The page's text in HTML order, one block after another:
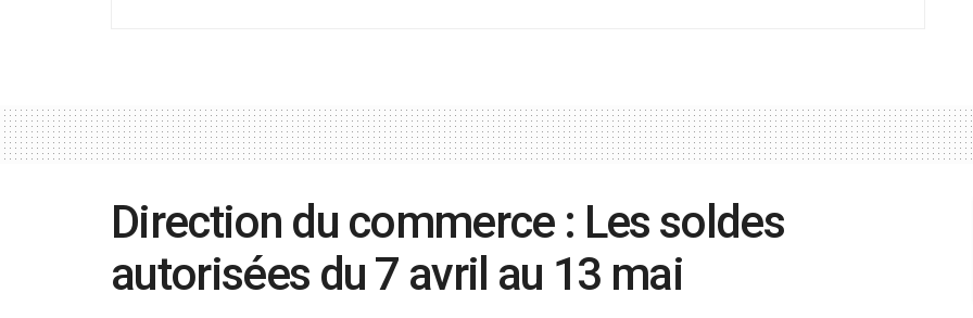
Direction du commerce : Les soldes
autorisées du 7 avril au 13 mai